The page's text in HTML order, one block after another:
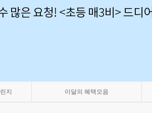
지 이달의 혜택모음